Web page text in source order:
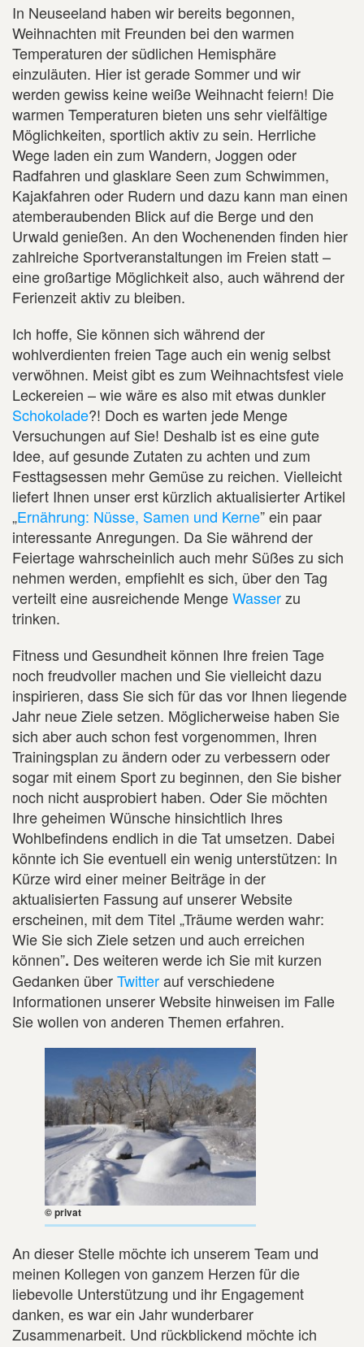
In Neuseeland haben wir bereits begonnen,
Weihnachten mit Freunden bei den warmen
Temperaturen der südlichen Hemisphäre
einzuläuten. Hier ist gerade Sommer und wir
werden gewiss keine weiße Weihnacht feiern! Die
warmen Temperaturen bieten uns sehr vielfältige
Möglichkeiten, sportlich aktiv zu sein. Herrliche
Wege laden ein zum Wandern, Joggen oder
Radfahren und glasklare Seen zum Schwimmen,
Kajakfahren oder Rudern und dazu kann man einen
atemberaubenden Blick auf die Berge und den
Urwald genießen. An den Wochenenden finden hier
zahlreiche Sportveranstaltungen im Freien statt –
eine großartige Möglichkeit also, auch während der
Ferienzeit aktiv zu bleiben.
Ich hoffe, Sie können sich während der
wohlverdienten freien Tage auch ein wenig selbst
verwöhnen. Meist gibt es zum Weihnachtsfest viele
Leckereien – wie wäre es also mit etwas dunkler
Schokolade?! Doch es warten jede Menge
Versuchungen auf Sie! Deshalb ist es eine gute
Idee, auf gesunde Zutaten zu achten und zum
Festtagsessen mehr Gemüse zu reichen. Vielleicht
liefert Ihnen unser erst kürzlich aktualisierter Artikel
„Ernährung: Nüsse, Samen und Kerne” ein paar
interessante Anregungen. Da Sie während der
Feiertage wahrscheinlich auch mehr Süßes zu sich
nehmen werden, empfiehlt es sich, über den Tag
verteilt eine ausreichende MengeWasserzu
trinken.
Fitness und Gesundheit können Ihre freien Tage
noch freudvoller machen und Sie vielleicht dazu
inspirieren, dass Sie sich für das vor Ihnen liegende
Jahr neue Ziele setzen. Möglicherweise haben Sie
sich aber auch schon fest vorgenommen, Ihren
Trainingsplan zu ändern oder zu verbessern oder
sogar mit einem Sport zu beginnen, den Sie bisher
noch nicht ausprobiert haben. Oder Sie möchten
Ihre geheimen Wünsche hinsichtlich Ihres
Wohlbefindens endlich in die Tat umsetzen. Dabei
könnte ich Sie eventuell ein wenig unterstützen: In
Kürze wird einer meiner Beiträge in der
aktualisierten Fassung auf unserer Website
erscheinen, mit dem Titel „Träume werden wahr:
Wie Sie sich Ziele setzen und auch erreichen
können”. Des weiteren werde ich Sie mit kurzen
Gedanken überTwitterauf verschiedene
Informationen unserer Website hinweisen im Falle
Sie wollen von anderen Themen erfahren.
© privat
An dieser Stelle möchte ich unserem Team und
meinen Kollegen von ganzem Herzen für die
liebevolle Unterstützung und ihr Engagement
danken, es war ein Jahr wunderbarer
Zusammenarbeit. Und rückblickend möchte ich